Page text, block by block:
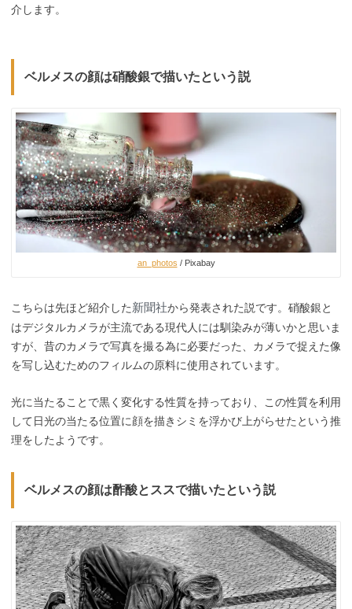
介します。
ベルメスの顔は硝酸銀で描いたという説
an_photos / Pixabay
こちらは先ほど紹介した新聞社から発表された説です。硝酸銀と
はデジタルカメラが主流である現代人には馴染みが薄いかと思いま
すが、昔のカメラで写真を撮る為に必要だった、カメラで捉えた像
を写し込むためのフィルムの原料に使用されています。
光に当たることで黒く変化する性質を持っており、この性質を利用
して日光の当たる位置に顔を描きシミを浮かび上がらせたという推
理をしたようです。
ベルメスの顔は酢酸とススで描いたという説